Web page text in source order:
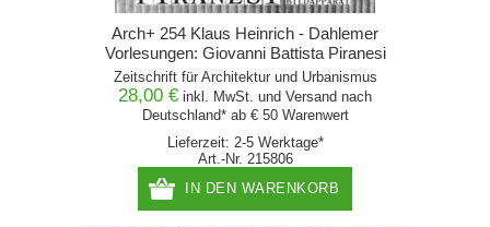
Arch+ 254 Klaus Heinrich - Dahlemer
Vorlesungen: Giovanni Battista Piranesi
Zeitschrift für Architektur und Urbanismus
28,00 € inkl. MwSt. und Versand nach
Deutschland* ab € 50 Warenwert
Lieferzeit: 2-5 Werktage*
Art.-Nr. 215806
IN DEN WARENKORB